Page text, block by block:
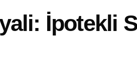
İpotekli